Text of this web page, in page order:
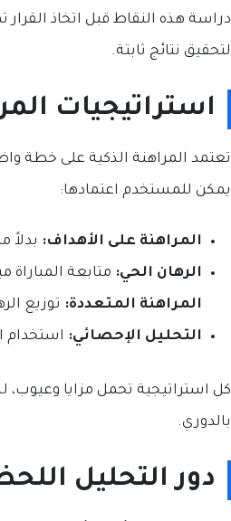
دراسة هذه النقاط قبل اتخاذ
لتحقيق نتائج ثابتة.
استراتيجيات
تعتمد المراهنة الذكية على خطة
يمكن للمستخدم اعتمادها:
المراهنة على الأهداف: بدلاً
الرهان الحي: متابعة المباراة
المراهنة المتعددة: توزيع
التحليل الإحصائي: استخدام
كل استراتيجية تحمل مزايا
بالدوري.
دور التحليل